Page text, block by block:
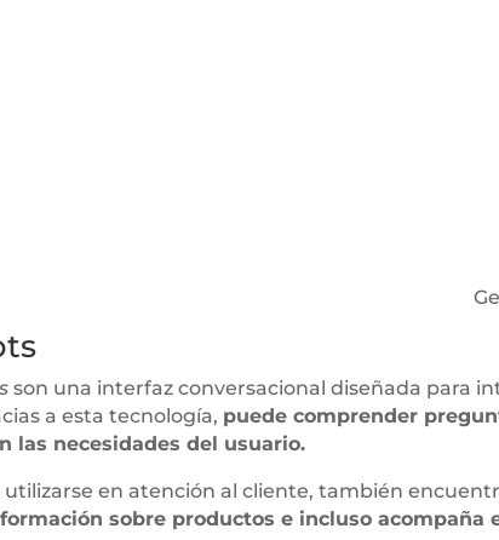
son una interfaz conversacional diseñada para
a esta tecnología, puede comprender
las necesidades del usuario.
utilizarse en atención al cliente, también
sobre productos e incluso acompaña